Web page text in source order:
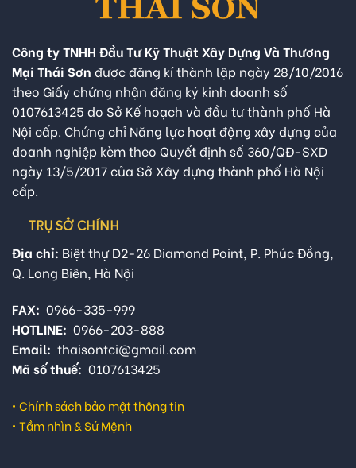
Công ty TNHH Đầu Tư Kỹ Thuật Xây Dựng Và Thương
Mại Thái Sơn được đăng kí thành lập ngày 28/10/2016
theo Giấy chứng nhận đăng ký kinh doanh số
0107613425 do Sở Kế hoạch và đầu tư thành phố Hà
Nội cấp. Chứng chỉ Năng lực hoạt động xây dựng của
doanh nghiệp kèm theo Quyết định số 360/QĐ-SXD
ngày 13/5/2017 của Sở Xây dựng thành phố Hà Nội
cấp.
TRỤ SỞ CHÍNH
Địa chỉ: Biệt thự D2-26 Diamond Point, P. Phúc Đồng,
Q. Long Biên, Hà Nội
FAX: 0966-335-999
HOTLINE: 0966-203-888
Email: thaisontci@gmail.com
Mã số thuế: 0107613425
• Chính sách bảo mật thông tin
• Tầm nhìn & Sứ Mệnh